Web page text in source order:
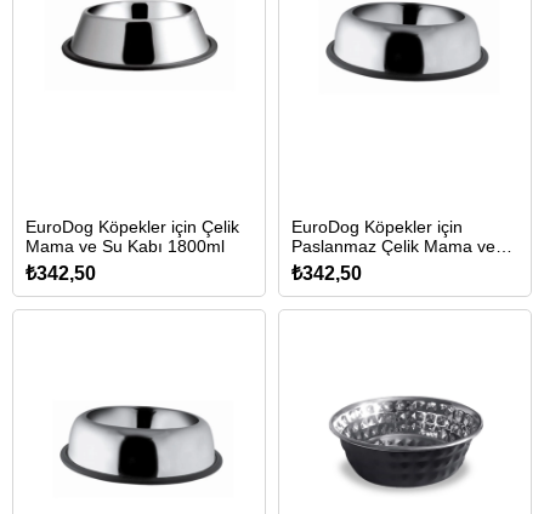
EuroDog Köpekler için Çelik
Mama ve Su Kabı 1800ml
₺342,50
EuroDog Köpekler için
Paslanmaz Çelik Mama ve
Su Kabı 22cm/1900ml
₺342,50